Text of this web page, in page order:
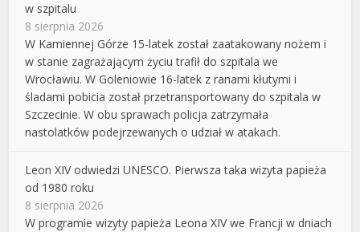
w szpitalu
8 sierpnia 2026
W Kamiennej Górze 15-latek został zaatakowany nożem i
w stanie zagrażającym życiu trafił do szpitala we
Wrocławiu. W Goleniowie 16-latek z ranami kłutymi i
śladami pobicia został przetransportowany do szpitala w
Szczecinie. W obu sprawach policja zatrzymała
nastolatków podejrzewanych o udział w atakach.
Leon XIV odwiedzi UNESCO. Pierwsza taka wizyta papieża
od 1980 roku
8 sierpnia 2026
W programie wizyty papieża Leona XIV we Francji w dniach